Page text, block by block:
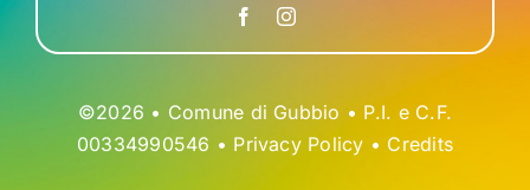
©2026 • Comune di Gubbio • P.I. e C.F.
00334990546 • Privacy Policy • Credits